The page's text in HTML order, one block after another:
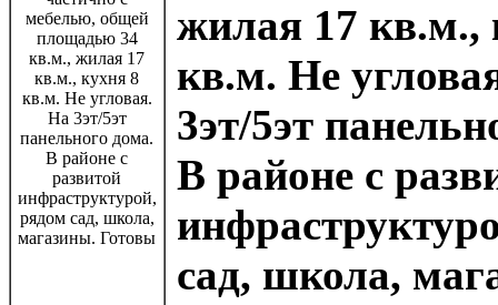
жилая 17 кв.м.,
кв.м. Не
3эт/5эт
В районе с
сад, школа,